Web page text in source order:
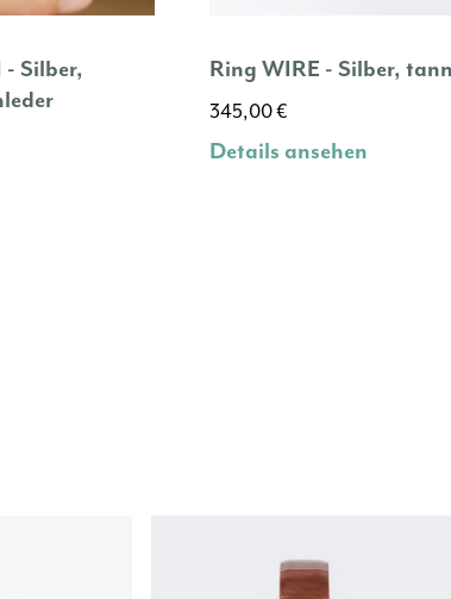
Silber,
Ring WIRE - Silber,
345,00€
Details ansehen